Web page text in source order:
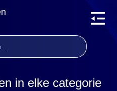
in elke categorie